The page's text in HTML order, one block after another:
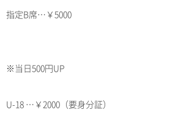
指定B席…￥5000
※当日500円UP
U-18 …￥2000（要身分証）